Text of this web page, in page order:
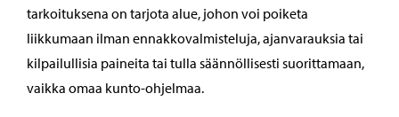
tarkoituksena on tarjota alue, johon voi poiketa
liikkumaan ilman ennakkovalmisteluja, ajanvarauksia tai
kilpailullisia paineita tai tulla säännöllisesti suorittamaan,
vaikka omaa kunto-ohjelmaa.